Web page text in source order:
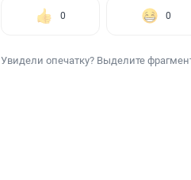
0 0
Увидели опечатку? Выделите